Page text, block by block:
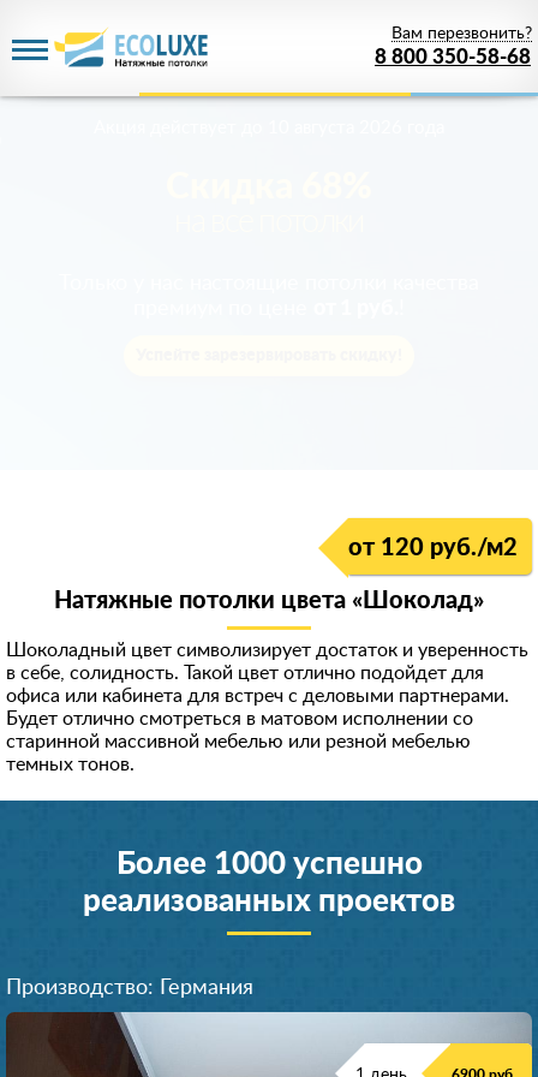
8 800 350-58-68
Вам перезвонить?
от 120 руб./м2
Натяжные потолки цвета «Шоколад»
Шоколадный цвет символизирует достаток и уверенность
в себе, солидность. Такой цвет отлично подойдет для
офиса или кабинета для встреч с деловыми партнерами.
Будет отлично смотреться в матовом исполнении со
старинной массивной мебелью или резной мебелью
темных тонов.
Более 1000 успешно
реализованных проектов
Производство: Германия